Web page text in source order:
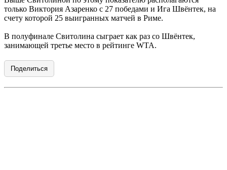
только Виктория Азаренко с 27 победами и Ига Швёнтек, на
счету которой 25 выигранных матчей в Риме.
В полуфинале Свитолина сыграет как раз со Швёнтек,
занимающей третье место в рейтинге WTA.
Поделиться